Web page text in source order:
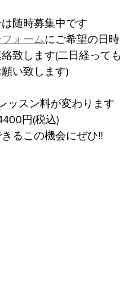
随時募集中です
ォームにご希望の日
致します(二日経って
い致します)
ッスン料が変わります
円(税込)
るこの機会にぜひ‼︎